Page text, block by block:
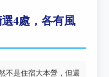
4處，各有風
不是住宿大本營，但還